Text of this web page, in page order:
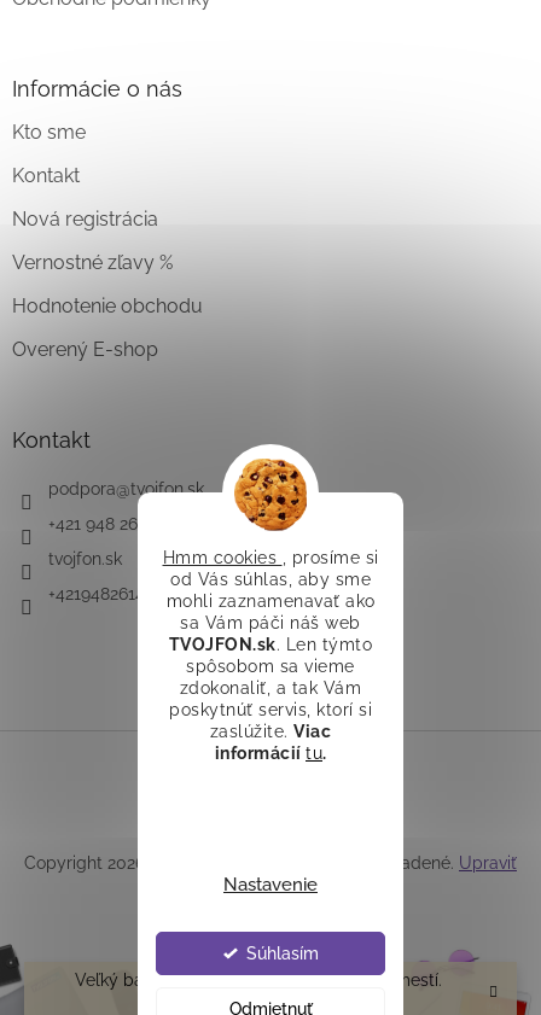
Hmm cookies
, prosíme si
od Vás súhlas, aby sme
mohli zaznamenavať ako
sa Vám páči náš web
TVOJFON.sk. Len týmto
spôsobom sa vieme
zdokonaliť, a tak Vám
poskytnúť servis, ktorí si
zaslúžite.Viac
informácií tu.
Nastavenie
Odmietnuť
Súhlasím
Veľký balík /teleskop/ do Z-boxu sa nezmestí.
Ďakujeme
Informácie o nás
Kto sme
Kontakt
Nová registrácia
Vernostné zľavy %
Hodnotenie obchodu
Overený E-shop
Kontakt
podpora@tvojfon.sk
+421 948 261 491
tvojfon.sk
+421948261491
Copyright 2026 . Všetky práva vyhradené. Upraviť
nastavenie cookies